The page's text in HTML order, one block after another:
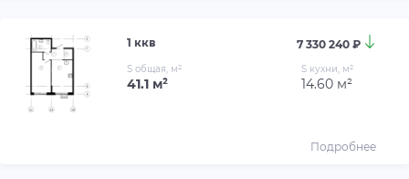
1 ккв 7 330 240 ₽
S общая, м²
41.1 м²
S кухни, м²
14.60 м²
Подробнее